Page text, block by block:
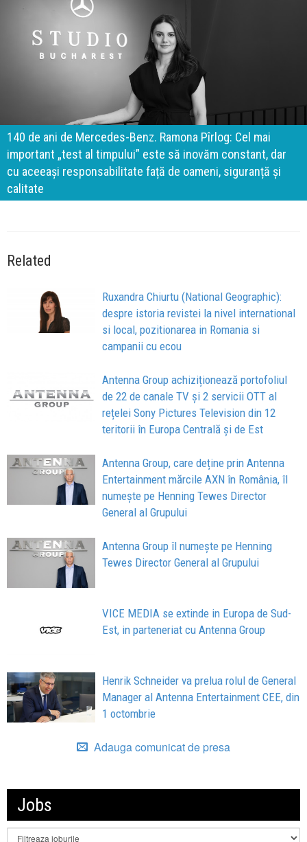
140 de ani de Mercedes-Benz. Ramona Pîrlog: Cel mai
important „test al timpului” este să inovăm constant, dar
cu aceeași responsabilitate față de oameni, siguranță și
calitate
Related
Ruxandra Chiurtu (National Geographic):
despre istoria revistei la nivel international
si local, pozitionarea in Romania si
campanii cu ecou
Antenna Group achiziționează portofoliul
de 22 de canale TV și 2 servicii OTT al
rețelei Sony Pictures Television din 12
teritorii în Europa Centrală și de Est
Antenna Group, care deține prin Antenna
Entertainment mărcile AXN în România, îl
numește pe Henning Tewes Director
General al Grupului
Antenna Group îl numește pe Henning
Tewes Director General al Grupului
VICE MEDIA se extinde in Europa de Sud-
Est, in parteneriat cu Antenna Group
Henrik Schneider va prelua rolul de General
Manager al Antenna Entertainment CEE, din
1 octombrie
Adauga comunicat de presa
Jobs